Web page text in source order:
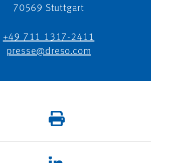
70569 Stuttgart
+49 711 1317-2411
presse@dreso.com